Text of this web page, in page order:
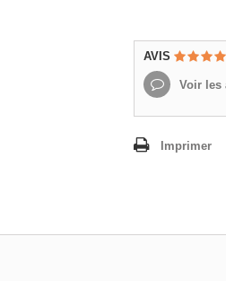
AVIS
Voir les
Imprimer